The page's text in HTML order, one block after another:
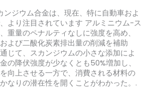
ジウム合金は、現在、特に自動車およ
より注目されています アルミニウム-ス
重量のペナルティなしに強度を高め、
よび二酸化炭素排出量の削減を補助
じて、スカンジウムの小さな添加によ
の降伏強度が少なくとも50%増加し、
向上させる一方で、消費される材料の
なりの潜在性を開くことがわかった。.